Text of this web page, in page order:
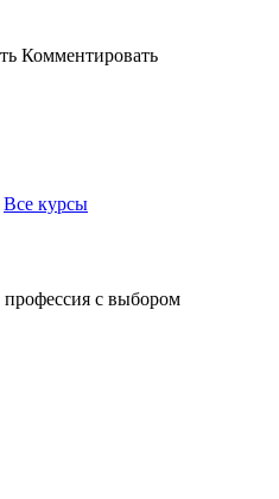
Комментировать
Все курсы
профессия с выбором